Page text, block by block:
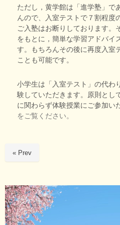
ただし，黄学館は「進学塾」で
んので、入室テストで７割程度
ご入塾はお断りしております。
をもとに，簡単な学習アドバイ
す。もちろんその後に再度入室
ことも可能です。
小学生は「入室テスト」の代わ
験していただきます。原則とし
に関わらず体験授業にご参加い
をご覧ください。
« Prev